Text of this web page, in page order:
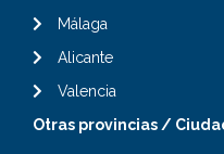
Málaga
Alicante
Valencia
Otras provincias /